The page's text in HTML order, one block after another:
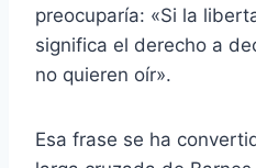
preocuparía: «Si la
significa el derecho a
no quieren oír».
Esa frase se ha